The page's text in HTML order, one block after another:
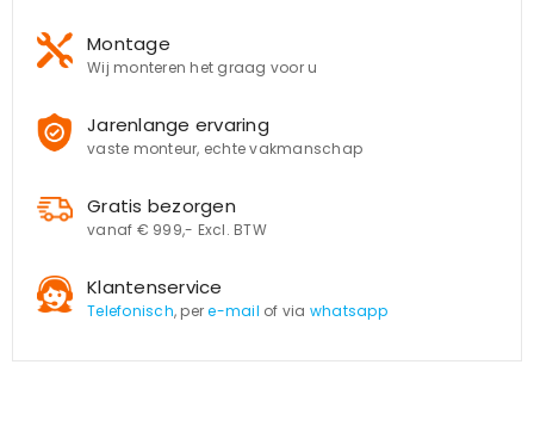
Montage
Wij monteren het graag voor u
Jarenlange ervaring
vaste monteur, echte vakmanschap
Gratis bezorgen
vanaf € 999,- Excl. BTW
Klantenservice
Telefonisch, pere-mail of via whatsapp